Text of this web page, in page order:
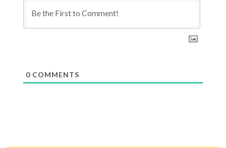
0COMMENTS